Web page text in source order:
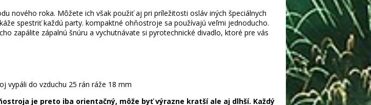
nového roka. Môžete ich však použiť aj pri príležitosti osláv iných špeciálnych
spestriť každú party. kompaktné ohňostroje sa používajú veľmi jednoducho.
zapálite zápalnú šnúru a vychutnávate si pyrotechnické divadlo, ktoré pre vás
vypáli do vzduchu 25 rán ráže 18 mm
je preto iba orientačný, môže byť výrazne kratší ale aj dlhší. Každý